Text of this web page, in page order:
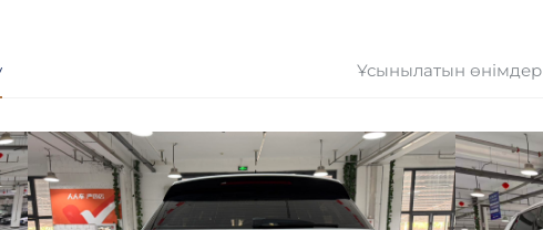
Ұсынылатын өнімдер